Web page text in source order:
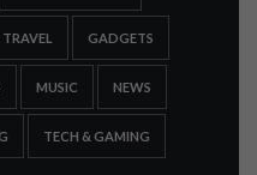
GADGETS
MUSIC NEWS
TECH & GAMING